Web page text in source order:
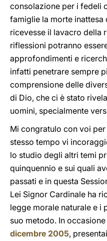
consolazione per i fedeli
famiglie la morte
ricevesse il lavacro della
riflessioni potranno
approfondimenti e
infatti penetrare sempre
comprensione delle
di Dio, che ci è stato
uomini, specialmente
Mi congratulo con voi
stesso tempo vi
lo studio degli altri temi
quinquennio e sui quali
passati e in questa
Lei Signor Cardinale ha
legge morale naturale e i
suo metodo. In occasione
dicembre 2005,